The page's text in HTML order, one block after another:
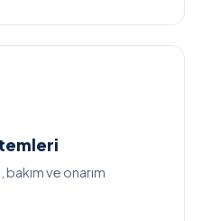
ve onarım